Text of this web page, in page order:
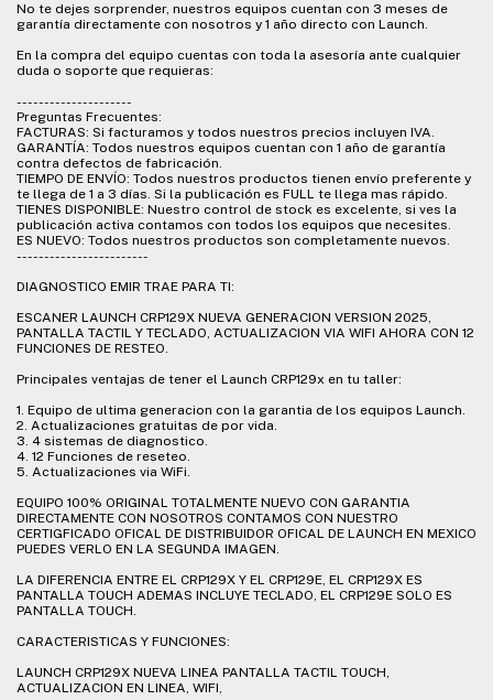
No te dejes sorprender, nuestros equipos cuentan con 3 meses de
garantía directamente con nosotros y 1 año directo con Launch.
En la compra del equipo cuentas con toda la asesoría ante cualquier
duda o soporte que requieras:
---------------------
Preguntas Frecuentes:
FACTURAS: Si facturamos y todos nuestros precios incluyen IVA.
GARANTÍA: Todos nuestros equipos cuentan con 1 año de garantía
contra defectos de fabricación.
TIEMPO DE ENVÍO: Todos nuestros productos tienen envío preferente y
te llega de 1 a 3 días. Si la publicación es FULL te llega mas rápido.
TIENES DISPONIBLE: Nuestro control de stock es excelente, si ves la
publicación activa contamos con todos los equipos que necesites.
ES NUEVO: Todos nuestros productos son completamente nuevos.
------------------------
DIAGNOSTICO EMIR TRAE PARA TI:
ESCANER LAUNCH CRP129X NUEVA GENERACION VERSION 2025,
PANTALLA TACTIL Y TECLADO, ACTUALIZACION VIA WIFI AHORA CON 12
FUNCIONES DE RESTEO.
Principales ventajas de tener el Launch CRP129x en tu taller:
1. Equipo de ultima generacion con la garantia de los equipos Launch.
2. Actualizaciones gratuitas de por vida.
3. 4 sistemas de diagnostico.
4. 12 Funciones de reseteo.
5. Actualizaciones via WiFi.
EQUIPO 100% ORIGINAL TOTALMENTE NUEVO CON GARANTIA
DIRECTAMENTE CON NOSOTROS CONTAMOS CON NUESTRO
CERTIGFICADO OFICAL DE DISTRIBUIDOR OFICAL DE LAUNCH EN MEXICO
PUEDES VERLO EN LA SEGUNDA IMAGEN.
LA DIFERENCIA ENTRE EL CRP129X Y EL CRP129E, EL CRP129X ES
PANTALLA TOUCH ADEMAS INCLUYE TECLADO, EL CRP129E SOLO ES
PANTALLA TOUCH.
CARACTERISTICAS Y FUNCIONES:
LAUNCH CRP129X NUEVA LINEA PANTALLA TACTIL TOUCH,
ACTUALIZACION EN LINEA, WIFI,